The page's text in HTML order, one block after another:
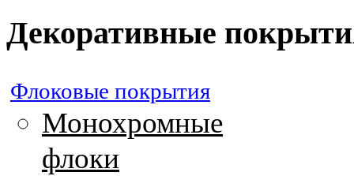
Декоративные
Флоковые покрытия
Монохромные
флоки